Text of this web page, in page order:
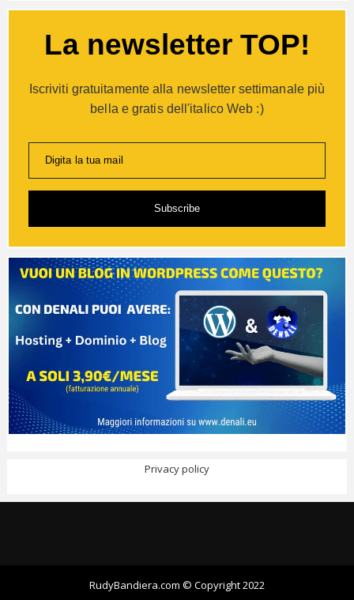
La newsletter TOP!
Iscriviti gratuitamente alla newsletter settimanale più
bella e gratis dell'italico Web :)
Digita la tua mail
Subscribe
Privacy policy
RudyBandiera.com © Copyright 2022